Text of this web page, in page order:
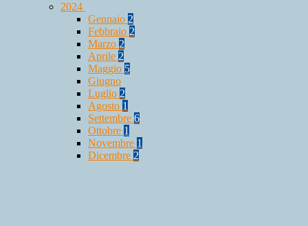
2024
Gennaio 2
Febbraio 2
Marzo 2
Aprile 2
Maggio 5
Giugno
Luglio 2
Agosto 1
Settembre 6
Ottobre 1
Novembre 1
Dicembre 2